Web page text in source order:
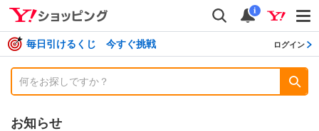
検索
通知
i
毎日引けるくじ 今すぐ挑戦 ログイン
お知らせ